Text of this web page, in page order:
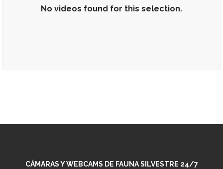
No videos found for this selection.
CÁMARAS Y WEBCAMS DE FAUNA SILVESTRE 24/7